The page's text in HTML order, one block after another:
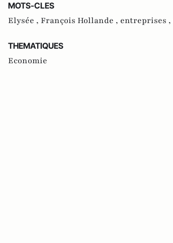
MOTS-CLES
Elysée , François Hollande , entreprises ,
THEMATIQUES
Economie